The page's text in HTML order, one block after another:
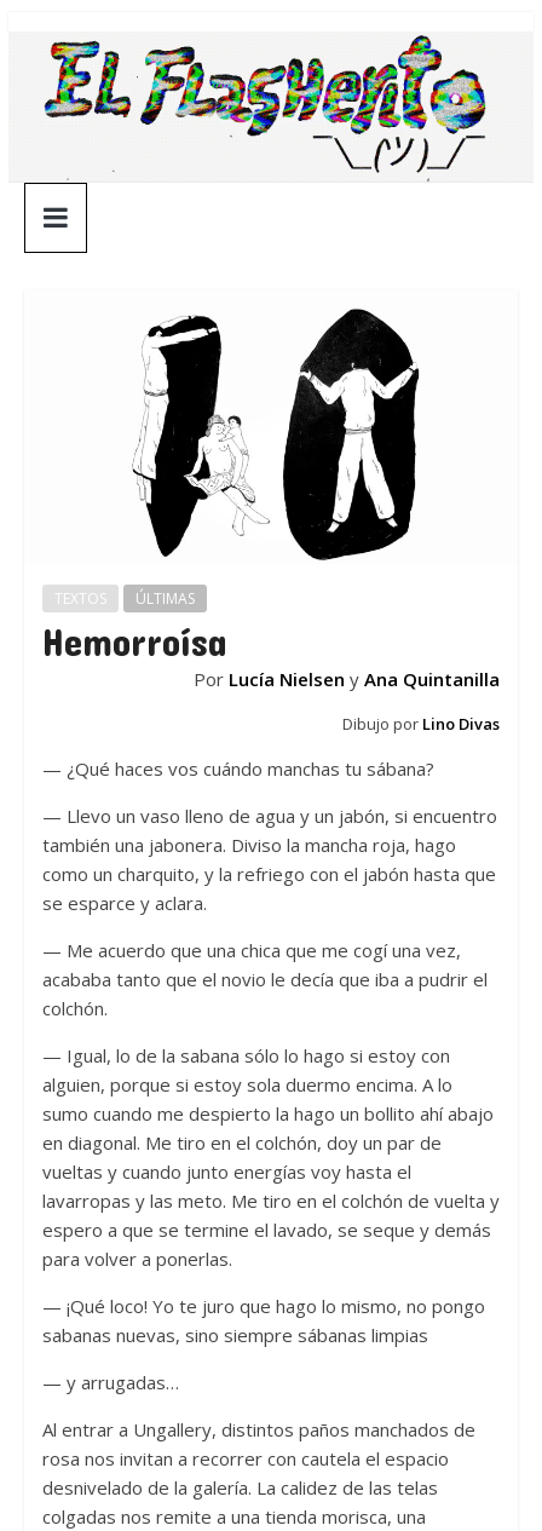
contenido
¯\_(ツ)_/
¯
TEXTOS ÚLTIMAS
Hemorroísa
Por Lucía Nielsen yAna Quintanilla
Dibujo por Lino Divas
— ¿Qué haces vos cuándo manchas tu sábana?
— Llevo un vaso lleno de agua y un jabón, si encuentro
también una jabonera. Diviso la mancha roja, hago
como un charquito, y la refriego con el jabón hasta que
se esparce y aclara.
— Me acuerdo que una chica que me cogí una vez,
acababa tanto que el novio le decía que iba a pudrir el
colchón.
— Igual, lo de la sabana sólo lo hago si estoy con
alguien, porque si estoy sola duermo encima. A lo
sumo cuando me despierto la hago un bollito ahí abajo
en diagonal. Me tiro en el colchón, doy un par de
vueltas y cuando junto energías voy hasta el
lavarropas y las meto. Me tiro en el colchón de vuelta y
espero a que se termine el lavado, se seque y demás
para volver a ponerlas.
— ¡Qué loco! Yo te juro que hago lo mismo, no pongo
sabanas nuevas, sino siempre sábanas limpias
— y arrugadas…
Al entrar a Ungallery, distintos paños manchados de
rosa nos invitan a recorrer con cautela el espacio
desnivelado de la galería. La calidez de las telas
colgadas nos remite a una tienda morisca, una